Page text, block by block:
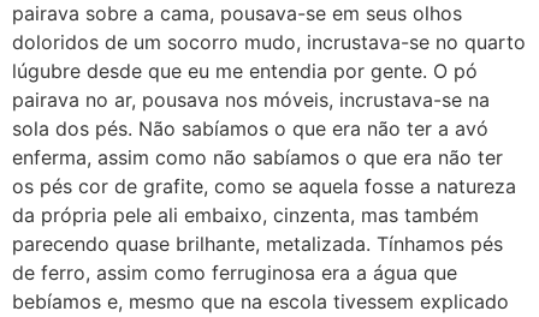
pairava sobre a cama, pousava-se em seus olhos
doloridos de um socorro mudo, incrustava-se no quarto
lúgubre desde que eu me entendia por gente. O pó
pairava no ar, pousava nos móveis, incrustava-se na
sola dos pés. Não sabíamos o que era não ter a avó
enferma, assim como não sabíamos o que era não ter
os pés cor de grafite, como se aquela fosse a natureza
da própria pele ali embaixo, cinzenta, mas também
parecendo quase brilhante, metalizada. Tínhamos pés
de ferro, assim como ferruginosa era a água que
bebíamos e, mesmo que na escola tivessem explicado